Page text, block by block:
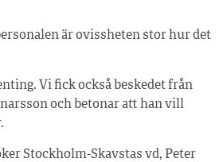
är ovissheten stor hur det
Vi fick också beskedet från
och betonar att han vill
Stockholm-Skavstas vd, Peter